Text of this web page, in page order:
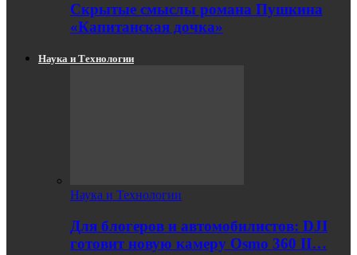
Скрытые смыслы романа Пушкина
«Капитанская дочка»
Наука и Технологии
Наука и Технологии
Для блогеров и автомобилистов: DJI
готовит новую камеру Osmo 360 II…